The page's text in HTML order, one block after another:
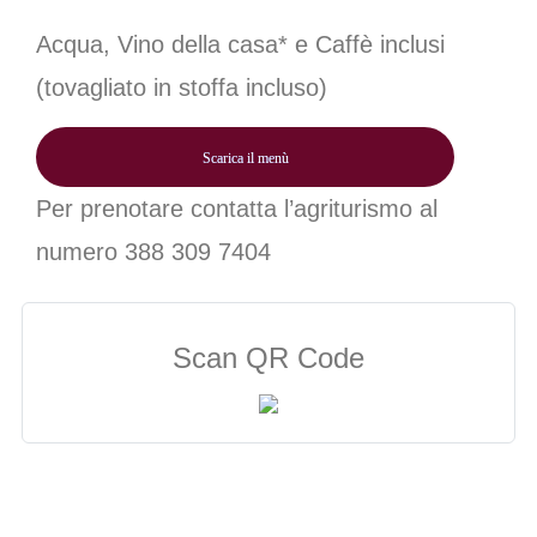
Acqua, Vino della casa* e Caffè inclusi
(tovagliato in stoffa incluso)
Scarica il menù
Per prenotare contatta l’agriturismo al
numero 388 309 7404
Scan QR Code